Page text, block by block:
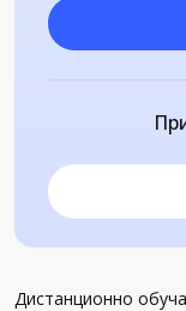
Дистанционно